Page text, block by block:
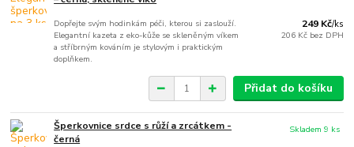
Dopřejte svým hodinkám péči, kterou si zaslouží.
Elegantní kazeta z eko-kůže se skleněným víkem
a stříbrným kováním je stylovým i praktickým
doplňkem.
249 Kč/ks
206 Kč bez DPH
Přidat do košíku
Šperkovnice srdce s růží a zrcátkem -
černá
Skladem 9 ks